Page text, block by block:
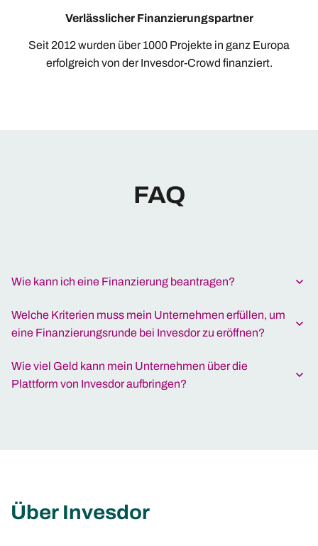
Verlässlicher Finanzierungspartner
Seit 2012 wurden über 1000 Projekte in ganz Europa
erfolgreich von der Invesdor-Crowd finanziert.
FAQ
Wie kann ich eine Finanzierung beantragen?
Welche Kriterien muss mein Unternehmen erfüllen, um
eine Finanzierungsrunde bei Invesdor zu eröffnen?
Wie viel Geld kann mein Unternehmen über die
Plattform von Invesdor aufbringen?
Über Invesdor